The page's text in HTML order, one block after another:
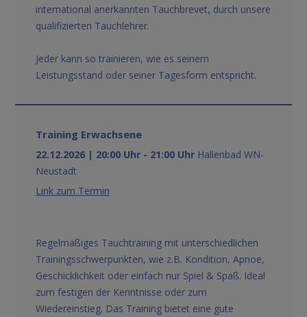
international anerkannten Tauchbrevet, durch unsere
qualifizierten Tauchlehrer.
Jeder kann so trainieren, wie es seinem
Leistungsstand oder seiner Tagesform entspricht.
Training Erwachsene
22.12.2026 | 20:00 Uhr - 21:00 Uhr Hallenbad WN-
Neustadt
Link zum Termin
Regelmäßiges Tauchtraining mit unterschiedlichen
Trainingsschwerpunkten, wie z.B. Kondition, Apnoe,
Geschicklichkeit oder einfach nur Spiel & Spaß. Ideal
zum festigen der Kenntnisse oder zum
Wiedereinstieg. Das Training bietet eine gute